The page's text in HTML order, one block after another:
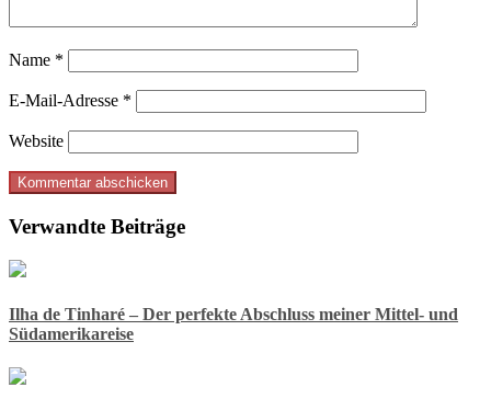
Name *
E-Mail-Adresse *
Website
Verwandte Beiträge
Ilha de Tinharé – Der perfekte Abschluss meiner Mittel- und
Südamerikareise